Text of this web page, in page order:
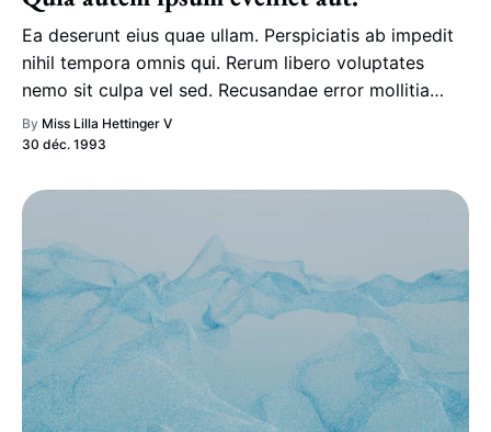
Ea deserunt eius quae ullam. Perspiciatis ab impedit
nihil tempora omnis qui. Rerum libero voluptates
nemo sit culpa vel sed. Recusandae error mollitia
beatae architecto adipisci vel doloremque.
By Miss Lilla Hettinger V
30 déc. 1993